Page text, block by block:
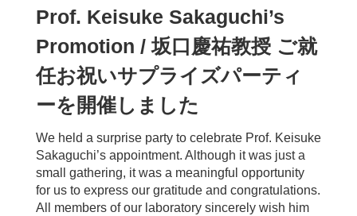
Prof. Keisuke Sakaguchi’s
Promotion / 坂口慶祐教授 ご就
任お祝いサプライズパーティ
ーを開催しました
We held a surprise party to celebrate Prof. Keisuke
Sakaguchi’s appointment. Although it was just a
small gathering, it was a meaningful opportunity
for us to express our gratitude and congratulations.
All members of our laboratory sincerely wish him